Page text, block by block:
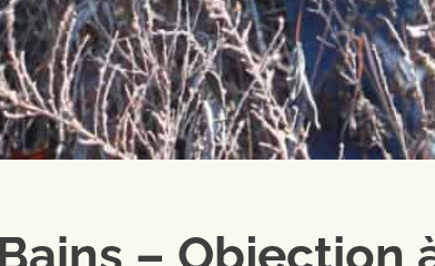
– Objection